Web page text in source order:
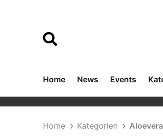
Home News Events
Home Kategorien